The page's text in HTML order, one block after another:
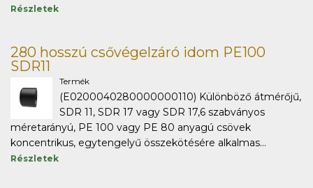
Részletek
280 hosszú csővégelzáró idom PE100
SDR11
Termék
(E0200040280000000110) Különböző átmérőjű,
SDR 11, SDR 17 vagy SDR 17,6 szabványos
méretarányú, PE 100 vagy PE 80 anyagú csövek
koncentrikus, egytengelyű összekötésére alkalmas...
Részletek